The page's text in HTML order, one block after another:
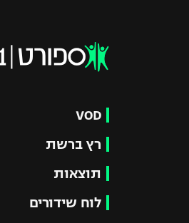
VOD
רץ ברשת
תוצאות
לוח שידורים